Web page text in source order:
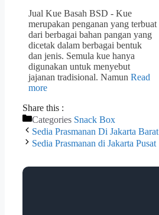
Jual Kue Basah BSD - Kue
merupakan penganan yang terbuat
dari berbagai bahan pangan yang
dicetak dalam berbagai bentuk
dan jenis. Semula kue hanya
digunakan untuk menyebut
jajanan tradisional. Namun Read
more
Share this :
Categories Snack Box
Sedia Prasmanan Di Jakarta Barat
Sedia Prasmanan di Jakarta Pusat